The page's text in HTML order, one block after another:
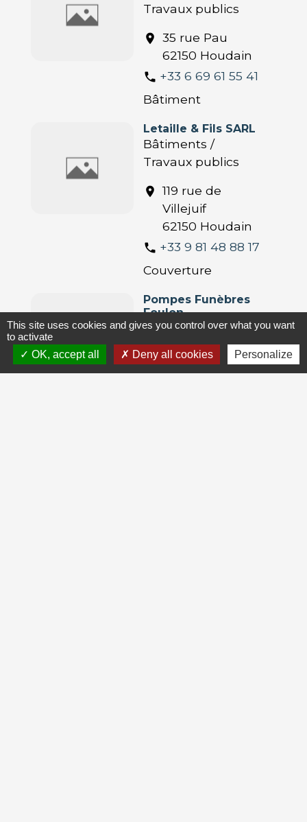
Travaux publics
location_on 35 rue Pau
62150 Houdain
phone +33 6 69 61 55 41
Bâtiment
Letaille & Fils SARL
Bâtiments /
Travaux publics
location_on 119 rue de
Villejuif
62150 Houdain
phone +33 9 81 48 88 17
Couverture
Pompes Funèbres
Foulon
Services à la
personne
location_on 560 rue Aristide
This site uses cookies and gives you control over what you want
to activate
OK, accept all
Deny all cookies Personalize